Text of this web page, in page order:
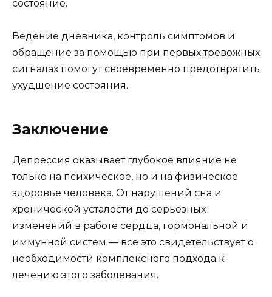
состояние.
Ведение дневника, контроль симптомов и
обращение за помощью при первых тревожных
сигналах помогут своевременно предотвратить
ухудшение состояния.
Заключение
Депрессия оказывает глубокое влияние не
только на психическое, но и на физическое
здоровье человека. От нарушений сна и
хронической усталости до серьезных
изменений в работе сердца, гормональной и
иммунной систем — все это свидетельствует о
необходимости комплексного подхода к
лечению этого заболевания.